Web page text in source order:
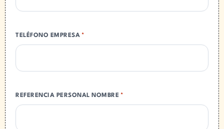
TELÉFONO EMPRESA *
REFERENCIA PERSONAL NOMBRE *